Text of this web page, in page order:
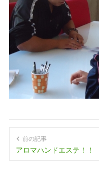
前の記事
アロマハンドエステ！！